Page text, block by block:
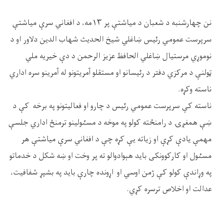
نن چهارشنبه د شعبان د میاشتې پر ١٣مه، د افغاني سرې میاشتې
سرپرست عمومي رئیس ښاغلي شیخ الحدیث شهاب الدین دلاور او د
نوموړي مرستیال ښاغلي الحافظ عزیز الرحمن د دې خیریه ملي
ټولنې د مرکزي دفتر د رئیسانو او مستقلو آمريتونو له آمرينو سره اداري
ناسته وکړه.
ناسته کې سرپرست عمومي رئیس د چارو او فعاليتونو په برخه کې د
ښې همغږۍ د رامنځته کولو په موخه د مسٸولينو ترمنځ اداري جلسې
مهمې يادې کړې او زياته يې کړه چې د افغاني سرې مياشتې هر
مسٸول او کارکوونکى بايد هېوادوالو ته پر وخت او ښه شکل د خدماتو
په وړاندې کولو کې ژمن اوسي او اړونده چارې بايد په بشپړ شفافيت،
عدالت او اخلاص ترسره کړي.